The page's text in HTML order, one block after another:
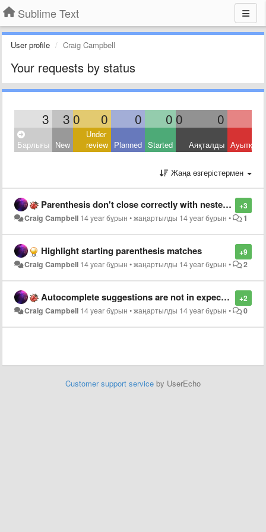
Sublime Text
User profile Craig Campbell
Your requests by status
3 3 0 0 0 0 0 0
Барлығы New
Under
review Planned Started Аяқталды
Жаңа өзгерістермен
+3
Parenthesis don't close correctly with nested functions
Craig Campbell 14 year бұрын •жаңартылды 14 year бұрын • 1
+9
Highlight starting parenthesis matches
Craig Campbell 14 year бұрын •жаңартылды 14 year бұрын • 2
+2
Autocomplete suggestions are not in expected order
Craig Campbell 14 year бұрын •жаңартылды 14 year бұрын • 0
Customer support service by UserEcho